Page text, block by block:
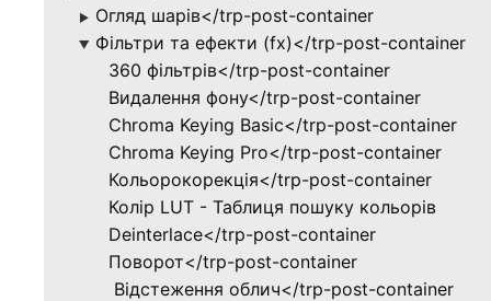
▶ Огляд шарів</trp-post-container
▶
Фільтри та ефекти (fx)</trp-post-container
360 фільтрів</trp-post-container
Видалення фону</trp-post-container
Chroma Keying Basic</trp-post-container
Chroma Keying Pro</trp-post-container
Кольорокорекція</trp-post-container
Колір LUT - Таблиця пошуку кольорів
Deinterlace</trp-post-container
Поворот</trp-post-container
Відстеження облич</trp-post-container